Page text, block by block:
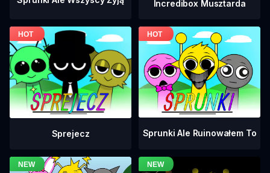
Incredibox Musztarda
Sprejecz Sprunki Ale Ruinowałem To